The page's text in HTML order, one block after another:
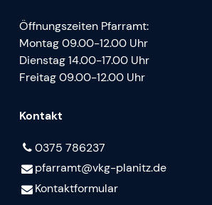
Öffnungszeiten Pfarramt:
Montag 09.00-12.00 Uhr
Dienstag 14.00-17.00 Uhr
Freitag 09.00-12.00 Uhr
Kontakt
0375 786237
pfarramt@​vkg-planitz.​de
Kontaktformular